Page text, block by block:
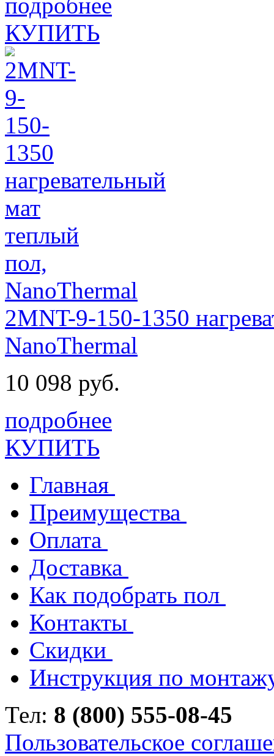
КУПИТЬ
2MNT-9-150-1350
NanoThermal
10 098 руб.
подробнее
КУПИТЬ
Главная
Преимущества
Оплата
Доставка
Как подобрать пол
Контакты
Скидки
Инструкция по
Тел: 8 (800) 555-08-45
Пользовательское